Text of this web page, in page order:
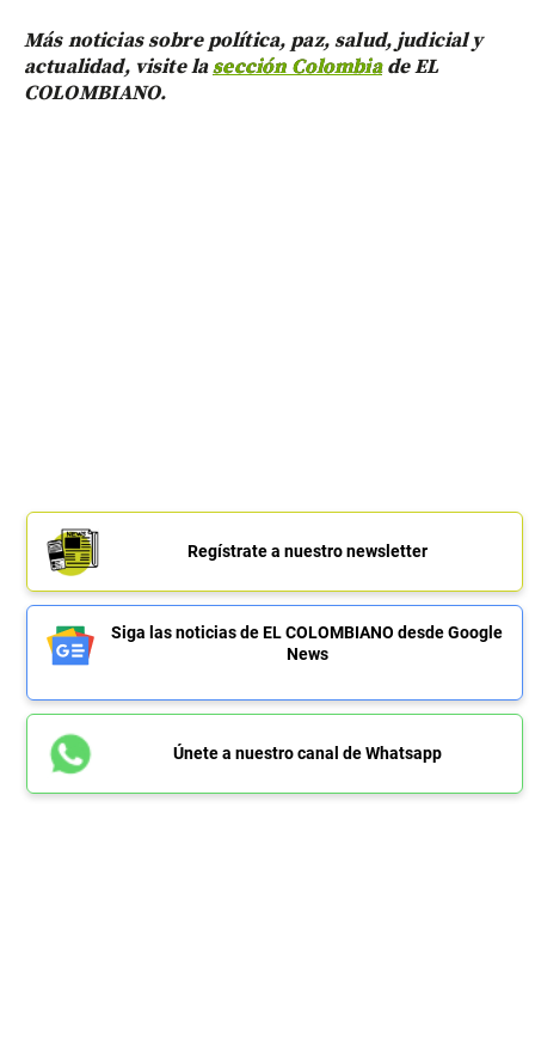
Más noticias sobre política, paz, salud, judicial y
actualidad, visite lasección Colombiade EL
COLOMBIANO.
Regístrate a nuestro newsletter
Siga las noticias de EL COLOMBIANO desde Google
News
Únete a nuestro canal de Whatsapp